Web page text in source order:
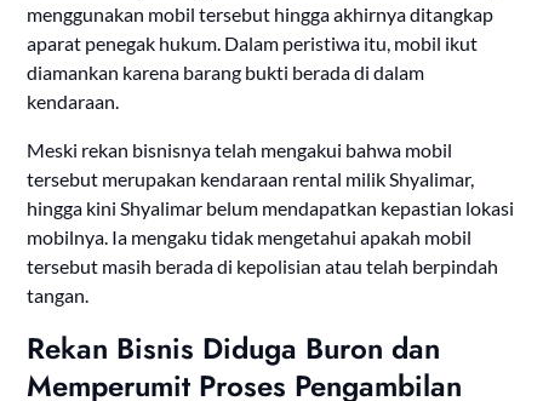
menggunakan mobil tersebut hingga akhirnya ditangkap
aparat penegak hukum. Dalam peristiwa itu, mobil ikut
diamankan karena barang bukti berada di dalam
kendaraan.
Meski rekan bisnisnya telah mengakui bahwa mobil
tersebut merupakan kendaraan rental milik Shyalimar,
hingga kini Shyalimar belum mendapatkan kepastian lokasi
mobilnya. Ia mengaku tidak mengetahui apakah mobil
tersebut masih berada di kepolisian atau telah berpindah
tangan.
Rekan Bisnis Diduga Buron dan
Memperumit Proses Pengambilan